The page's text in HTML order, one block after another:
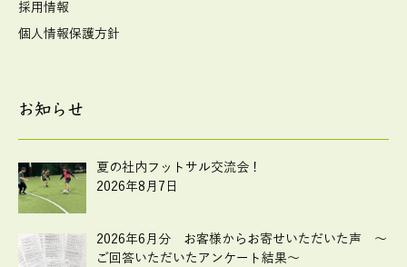
採用情報
個人情報保護方針
お知らせ
夏の社内フットサル交流会！
2026年8月7日
2026年6月分 お客様からお寄せいただいた声 ～
ご回答いただいたアンケート結果～